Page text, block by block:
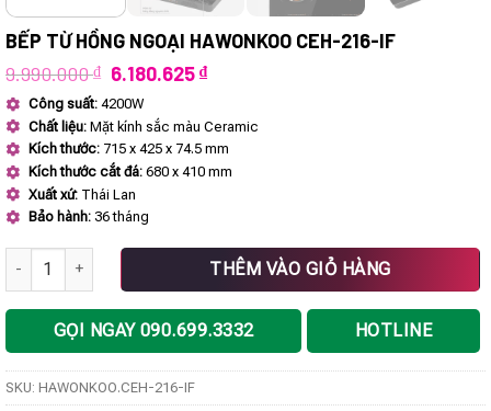
BẾP TỪ HỒNG NGOẠI HAWONKOO CEH-216-IF
9.990.000₫ Giá
là:
9.990.000 ₫.
6.180.625₫Giá
là:
6.180.625 ₫.
Công suất: 4200W
Chất liệu: Mặt kính sắc màu Ceramic
Kích thước: 715 x 425 x 74.5 mm
Kích thước cắt đá: 680 x 410 mm
Xuất xứ: Thái Lan
Bảo hành: 36 tháng
Bếp từ hồng ngoại HAWONKOO CEH-216-IF số lượng
THÊM VÀO GIỎ HÀNG
GỌI NGAY 090.699.3332 HOTLINE
SKU: HAWONKOO.CEH-216-IF